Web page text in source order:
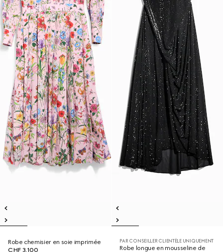
Robe chemisier en soie imprimée
CHF 3,100
PAR CONSEILLER CLIENTÈLE UNIQUEMENT
Robe longue en mousseline de